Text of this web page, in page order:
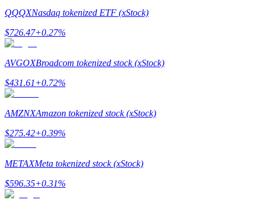
QQQXNasdaq tokenized ETF (xStock)
$726.47+0.27%
AVGOXBroadcom tokenized stock (xStock)
$431.61+0.72%
AMZNXAmazon tokenized stock (xStock)
$275.42+0.39%
METAXMeta tokenized stock (xStock)
$596.35+0.31%